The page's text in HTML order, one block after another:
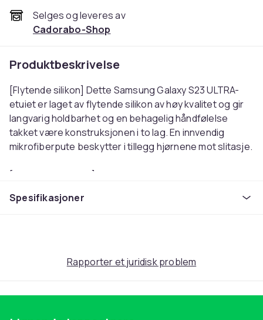
Selges og leveres av
Cadorabo-Shop
Produktbeskrivelse
[Flytende silikon] Dette Samsung Galaxy S23 ULTRA-
etuiet er laget av flytende silikon av høy kvalitet og gir
langvarig holdbarhet og en behagelig håndfølelse
takket være konstruksjonen i to lag. En innvendig
mikrofiberpute beskytter i tillegg hjørnene mot slitasje.
[Perfekt passform] Cadorabo-etuiet er spesielt
perfekt til konturene. Det omslutter volumknappene,
[Omfattende beskyttelse] Dette etuiet dekker hele
Den spesielle utformingen beskytter kameraet uten at
Spesifikasjoner
Rapporter et juridisk problem